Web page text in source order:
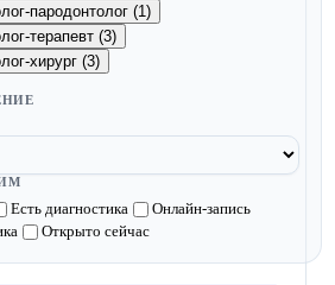
пародонтолог (1)
терапевт (3)
хирург (3)
Есть диагностика
Онлайн-запись
Открыто сейчас